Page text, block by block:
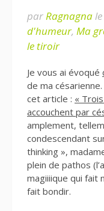
parRagnagnale
d'humeur, Ma
le tiroir
Je vous ai évoqué
de ma
cet article : «
accouchent par
amplement,
condescendant
thinking »,
plein de pathos
magiiiique qui fait
fait bondir.